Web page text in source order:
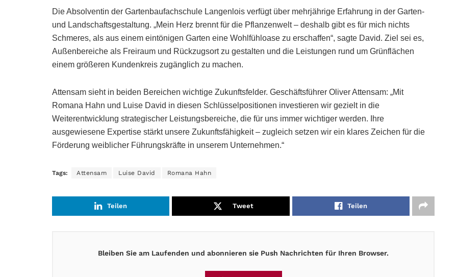
Die Absolventin der Gartenbaufachschule Langenlois verfügt über mehrjährige Erfahrung in der Garten-
und Landschaftsgestaltung. „Mein Herz brennt für die Pflanzenwelt – deshalb gibt es für mich nichts
Schmeres, als aus einem eintönigen Garten eine Wohlfühloase zu erschaffen“, sagte David. Ziel sei es,
Außenbereiche als Freiraum und Rückzugsort zu gestalten und die Leistungen rund um Grünflächen
einem größeren Kundenkreis zugänglich zu machen.
Attensam sieht in beiden Bereichen wichtige Zukunftsfelder. Geschäftsführer Oliver Attensam: „Mit
Romana Hahn und Luise David in diesen Schlüsselpositionen investieren wir gezielt in die
Weiterentwicklung strategischer Leistungsbereiche, die für uns immer wichtiger werden. Ihre
ausgewiesene Expertise stärkt unsere Zukunftsfähigkeit – zugleich setzen wir ein klares Zeichen für die
Förderung weiblicher Führungskräfte in unserem Unternehmen.“
Tags: Attensam Luise David Romana Hahn
Teilen Tweet Teilen
Bleiben Sie am Laufenden und abonnieren sie Push Nachrichten für Ihren Browser.